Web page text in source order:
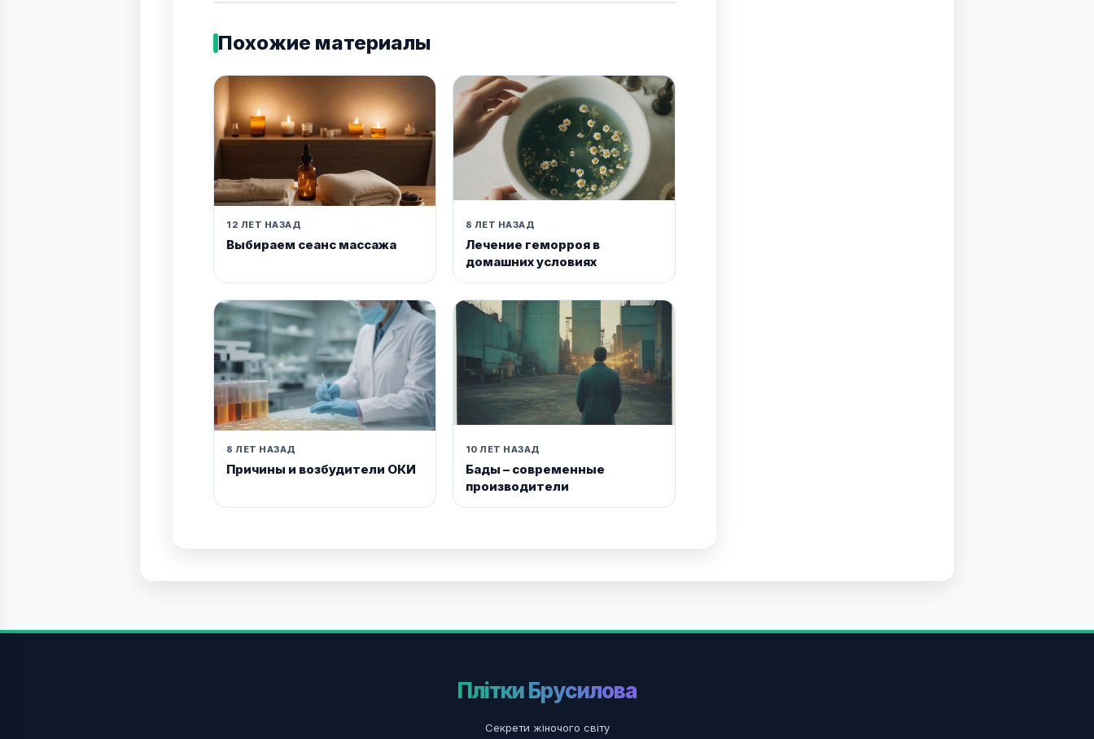
Похожие материалы
12 ЛЕТ НАЗАД
Выбираем сеанс массажа
8 ЛЕТ НАЗАД
Лечение геморроя в
домашних условиях
8 ЛЕТ НАЗАД
Причины и возбудители ОКИ
10 ЛЕТ НАЗАД
Бады – современные
производители
Плітки Брусилова
Секрети жіночого світу